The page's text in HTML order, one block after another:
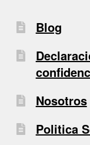
Blog
Nosotros
Politica